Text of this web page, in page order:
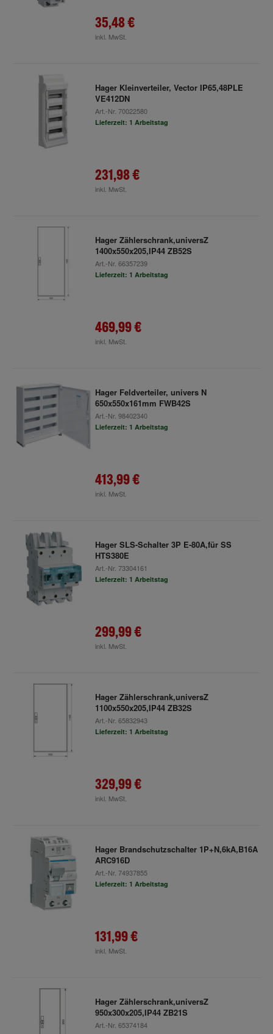
35,48 €
inkl. MwSt.
Hager Kleinverteiler, Vector IP65,48PLE
VE412DN
Art.-Nr. 70022580
Lieferzeit: 1 Arbeitstag
231,98 €
inkl. MwSt.
Hager Zählerschrank,universZ
1400x550x205,IP44 ZB52S
Art.-Nr. 66357239
Lieferzeit: 1 Arbeitstag
469,99 €
inkl. MwSt.
Hager Feldverteiler, univers N
650x550x161mm FWB42S
Art.-Nr. 98402340
Lieferzeit: 1 Arbeitstag
413,99 €
inkl. MwSt.
Hager SLS-Schalter 3P E-80A,für SS
HTS380E
Art.-Nr. 73304161
Lieferzeit: 1 Arbeitstag
299,99 €
inkl. MwSt.
Hager Zählerschrank,universZ
1100x550x205,IP44 ZB32S
Art.-Nr. 65832943
Lieferzeit: 1 Arbeitstag
329,99 €
inkl. MwSt.
Hager Brandschutzschalter 1P+N,6kA,B16A
ARC916D
Art.-Nr. 74937855
Lieferzeit: 1 Arbeitstag
131,99 €
inkl. MwSt.
Hager Zählerschrank,universZ
950x300x205,IP44 ZB21S
Art.-Nr. 65374184